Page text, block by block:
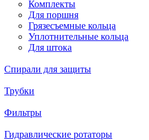
Комплекты
Для поршня
Грязесъемные кольца
Уплотнительные кольца
Для штока
Спирали для защиты
Трубки
Фильтры
Гидравлические ротаторы